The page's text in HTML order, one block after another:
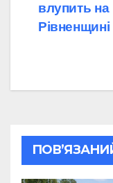
влупить на
Рівненщині